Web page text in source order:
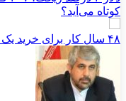
کوتاه می‌آید؟
۴۸ سال کار برای خرید یک تویوتا کمری